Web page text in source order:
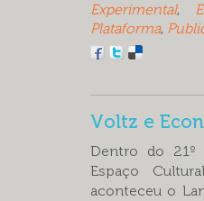
Experimental,
Plataforma,
Voltz e
Dentro do 21º
Espaço
aconteceu o